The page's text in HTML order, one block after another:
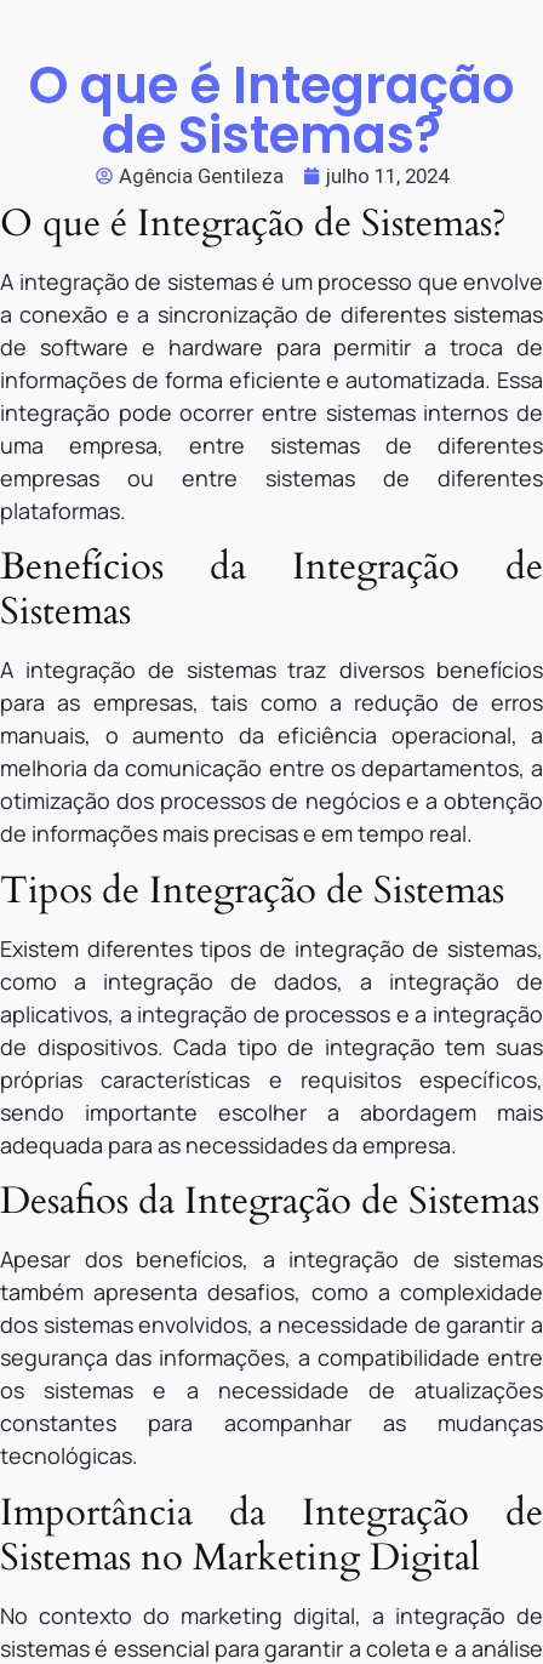
O que é Integração
de Sistemas?
Agência Gentileza julho 11, 2024
O que é Integração de Sistemas?
A integração de sistemas é um processo que envolve
a conexão e a sincronização de diferentes sistemas
de software e hardware para permitir a troca de
informações de forma eficiente e automatizada. Essa
integração pode ocorrer entre sistemas internos de
uma empresa, entre sistemas de diferentes
empresas ou entre sistemas de diferentes
plataformas.
Benefícios da Integração de
Sistemas
A integração de sistemas traz diversos benefícios
para as empresas, tais como a redução de erros
manuais, o aumento da eficiência operacional, a
melhoria da comunicação entre os departamentos, a
otimização dos processos de negócios e a obtenção
de informações mais precisas e em tempo real.
Tipos de Integração de Sistemas
Existem diferentes tipos de integração de sistemas,
como a integração de dados, a integração de
aplicativos, a integração de processos e a integração
de dispositivos. Cada tipo de integração tem suas
próprias características e requisitos específicos,
sendo importante escolher a abordagem mais
adequada para as necessidades da empresa.
Desafios da Integração de Sistemas
Apesar dos benefícios, a integração de sistemas
também apresenta desafios, como a complexidade
dos sistemas envolvidos, a necessidade de garantir a
segurança das informações, a compatibilidade entre
os sistemas e a necessidade de atualizações
constantes para acompanhar as mudanças
tecnológicas.
Importância da Integração de
Sistemas no Marketing Digital
No contexto do marketing digital, a integração de
sistemas é essencial para garantir a coleta e a análise